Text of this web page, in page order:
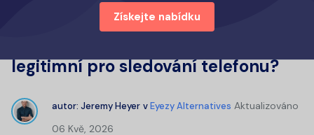
Získejte nabídku
legitimní pro sledování telefonu?
autor: Jeremy Heyer vEyezy Alternatives Aktualizováno
06 Kvě, 2026